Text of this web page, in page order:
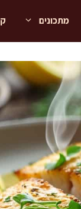
מתכונים